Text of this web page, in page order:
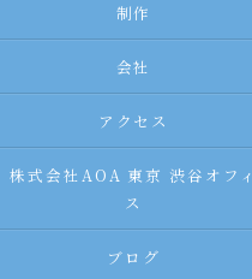
制作
会社
アクセス
株式会社AOA 東京 渋谷オフィ
ス
ブログ